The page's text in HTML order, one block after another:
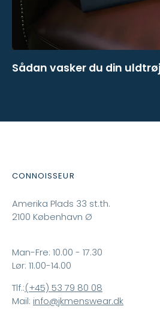
Sådan vasker du din
CONNOISSEUR
Amerika Plads 33 st.th.
2100 København Ø
Man-Fre: 10.00 - 17.30
Lør: 11.00-14.00
Tlf.:(+45) 53 79 80 08
Mail: info@jkmenswear.dk